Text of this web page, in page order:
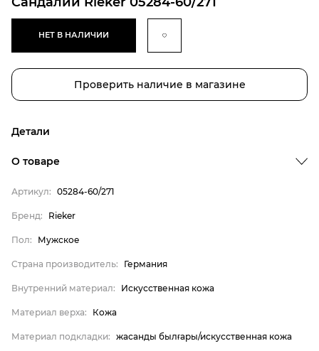
НЕТ В НАЛИЧИИ
Проверить наличие в магазине
Детали
Страна производитель
Внутренний материал
Материал верха
Материал подкладки
Материал подошвы
О товаре
Артикул: 05284-60/271
Бренд: Rieker
Пол: Мужское
Страна производитель: Германия
Внутренний материал: Искусственная кожа
Материал верха: Кожа
Материал подкладки: жасанды былғары/искусственная кожа